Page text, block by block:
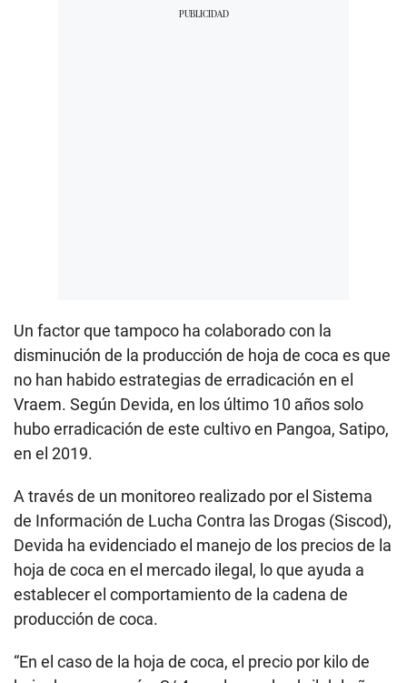
Un factor que tampoco ha colaborado con la
disminución de la producción de hoja de coca es que
no han habido estrategias de erradicación en el
Vraem. Según Devida, en los último 10 años solo
hubo erradicación de este cultivo en Pangoa, Satipo,
en el 2019.
A través de un monitoreo realizado por el Sistema
de Información de Lucha Contra las Drogas (Siscod),
Devida ha evidenciado el manejo de los precios de la
hoja de coca en el mercado ilegal, lo que ayuda a
establecer el comportamiento de la cadena de
producción de coca.
“En el caso de la hoja de coca, el precio por kilo de